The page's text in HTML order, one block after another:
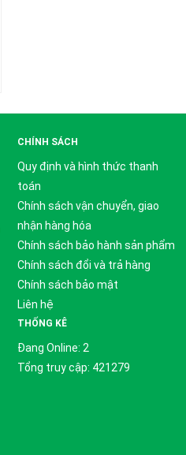
CHÍNH SÁCH
Quy định và hình thức thanh
toán
Chính sách vận chuyển, giao
nhận hàng hóa
Chính sách bảo hành sản phẩm
Chính sách đổi và trả hàng
Chính sách bảo mật
Liên hệ
THỐNG KÊ
Đang Online: 2
Tổng truy cập: 421279